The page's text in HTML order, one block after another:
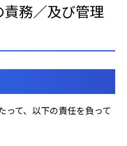
責務／及び管理
って、以下の責任を負って